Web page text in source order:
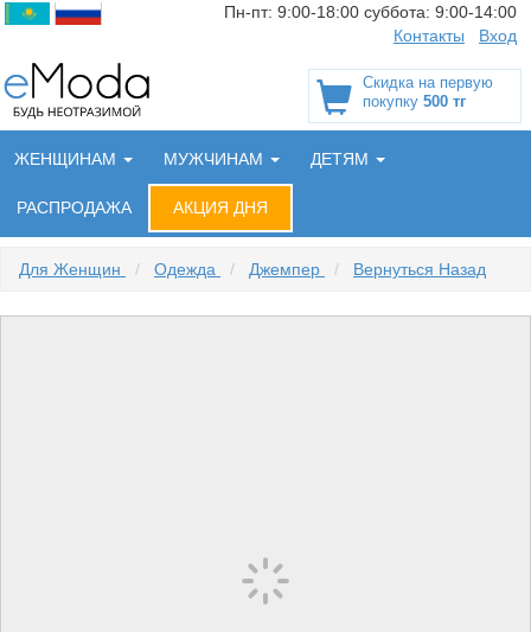
Пн-пт: 9:00-18:00 суббота: 9:00-14:00
Контакты
Вход
Скидка на первую
покупку 500 тг
ЖЕНЩИНАМ МУЖЧИНАМ ДЕТЯМ
РАСПРОДАЖА АКЦИЯ ДНЯ
Для Женщин / Одежда / Джемпер / Вернуться Назад